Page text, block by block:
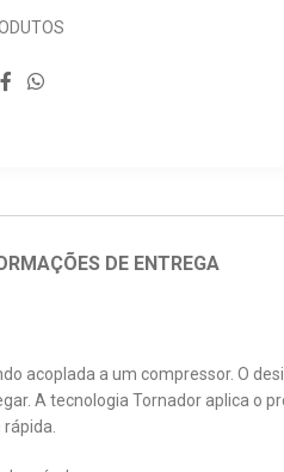
DE ENTREGA
acoplada a um compressor. O
A tecnologia Tornador aplica o